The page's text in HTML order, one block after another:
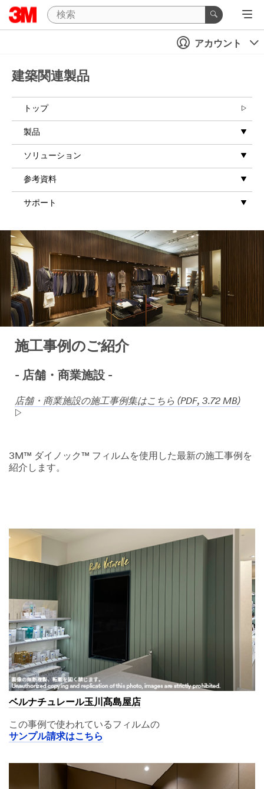
アカウント
建築関連製品
トップ
製品
ソリューション
参考資料
サポート
施工事例のご紹介
- 店舗・商業施設 -
店舗・商業施設の施工事例集はこちら (PDF, 3.72 MB)
3M™ ダイノック™ フィルムを使用した最新の施工事例を
紹介します。
ベルナチュレール玉川髙島屋店
この事例で使われているフィルムの
サンプル請求はこちら